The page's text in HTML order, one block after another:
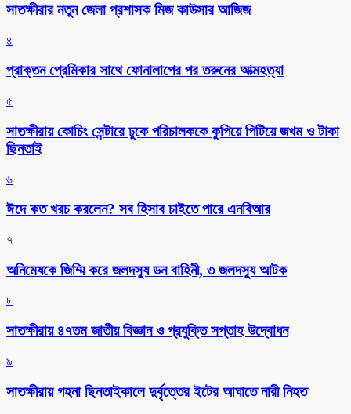
সাতক্ষীরার নতুন জেলা প্রশাসক মিজ কাউসার আজিজ
৪
প্রাক্তন প্রেমিকার সাথে ফোনালাপের পর তরুনের আত্মহত্যা
৫
সাতক্ষীরায় কোচিং সেন্টারে ঢুকে পরিচালককে কুপিয়ে পিটিয়ে জখম ও টাকা
ছিনতাই
৬
ঈদে কত খরচ করলেন? সব হিসাব চাইতে পারে এনবিআর
৭
অনিমেষকে জিম্মি করে জলদস্যু ডন বাহিনী, ৩ জলদস্যু আটক
৮
সাতক্ষীরায় ৪৭তম জাতীয় বিজ্ঞান ও প্রযুক্তি সপ্তাহ উদ্বোধন
৯
সাতক্ষীরায় গহনা ছিনতাইকালে দুর্বৃত্তের ইটের আঘাতে নারী নিহত